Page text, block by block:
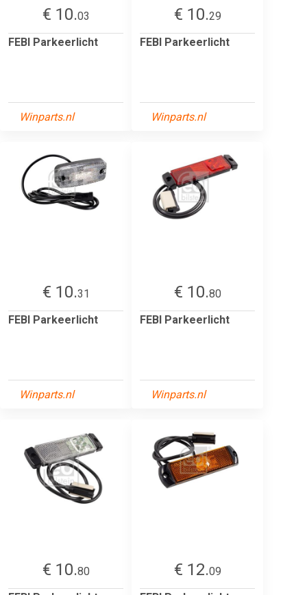
€ 10.03
FEBI Parkeerlicht
Winparts.nl
€ 10.29
FEBI Parkeerlicht
Winparts.nl
€ 10.31
FEBI Parkeerlicht
Winparts.nl
€ 10.80
FEBI Parkeerlicht
Winparts.nl
€ 10.80
€ 12.09